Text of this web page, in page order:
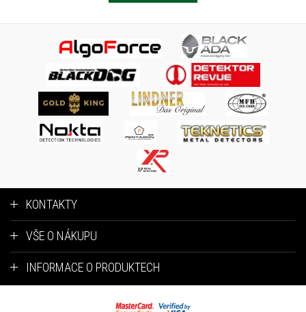
KONTAKTY
VŠE O NÁKUPU
INFORMACE O PRODUKTECH